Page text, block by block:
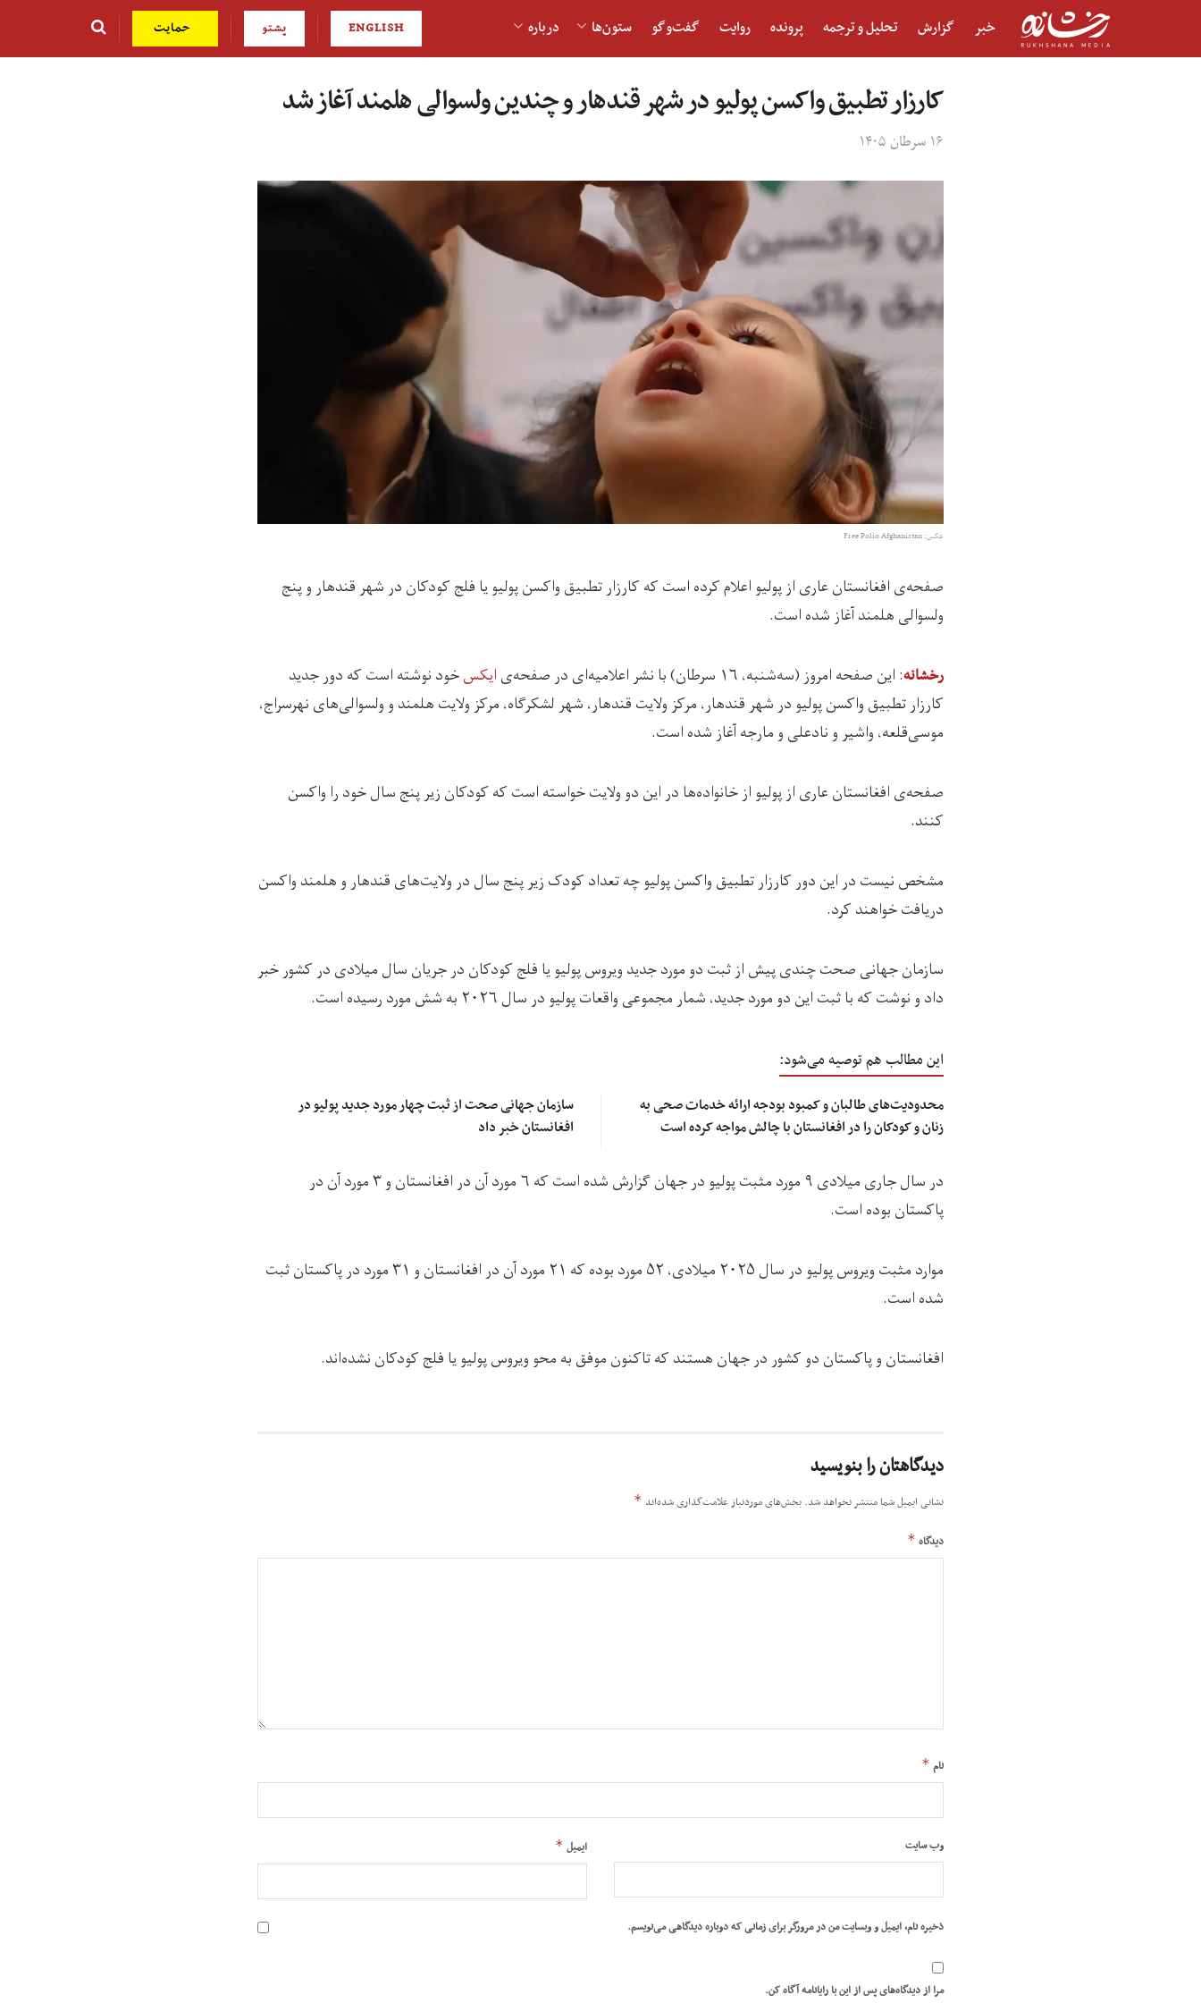
خبر گزارش تحلیل و ترجمه پرونده روایت گفت‌و‎گو ستون‌ها درباره ENGLISH پشتو حمایت
کارزار تطبیق واکسن پولیو در شهر قندهار و چندین ولسوالی هلمند آغاز شد
۱۶ سرطان ۱۴۰۵
عکس: Free Polio Afghanistan
صفحه‌ی افغانستان عاری از پولیو اعلام کرده است که کارزار تطبیق واکسن پولیو یا فلج کودکان در شهر قندهار و پنج
ولسوالی هلمند آغاز شده است.
رخشانه: اين صفحه امروز (سه‌شنبه، ۱۶ سرطان) با نشر اعلامیه‌ای در صفحه‌ی ایکسخود نوشته است که دور جدید
کارزار تطبیق واکسن پولیو در شهر قندهار، مرکز ولایت قندهار، شهر لشکرگاه، مرکز ولایت هلمند و ولسوالی‌های نهرسراج،
موسی‌قلعه، واشیر و نادعلی و مارجه آغاز شده است.
صفحه‌ی افغانستان عاری از پولیو از خانواده‌ها در این دو ولایت خواسته است که کودکان زیر پنج سال خود را واکسن
کنند.
مشخص نیست در این دور کارزار تطبیق واکسن پولیو چه تعداد کودک زیر پنج سال در ولایت‌های قندهار و هلمند واکسن
دریافت خواهند کرد.
سازمان جهانی صحت چندی پیش از ثبت دو مورد جدید ویروس پولیو یا فلج کودکان در جریان سال میلادی در کشور خبر
داد و نوشت که با ثبت این دو مورد جدید، شمار مجموعی واقعات پولیو در سال ۲۰۲۶ به شش مورد رسیده است.
این مطالب هم توصیه می‌شود:
محدودیت‌های طالبان و کمبود بودجه ارائه خدمات صحی به
زنان و کودکان را در افغانستان با چالش‌ مواجه کرده است
سازمان جهانی صحت از ثبت چهار مورد جدید پولیو در
افغانستان خبر داد
در سال جاری میلادی ۹ مورد مثبت پولیو در جهان گزارش شده است که ۶ مورد آن در افغانستان و ۳ مورد آن در
پاکستان بوده است.
موارد مثبت ویروس پولیو در سال ۲۰۲۵ میلادی، ۵۲ مورد بوده که ۲۱ مورد آن در افغانستان و ۳۱ مورد در پاکستان ثبت
شده است.
افغانستان و پاکستان دو کشور در جهان هستند که تاکنون موفق به محو ویروس پولیو یا فلج کودکان نشده‌اند.
دیدگاهتان را بنویسید
نشانی ایمیل شما منتشر نخواهد شد. بخش‌های موردنیاز علامت‌گذاری شده‌اند *
دیدگاه *
نام *
ایمیل * وب‌ سایت
ذخیره نام، ایمیل و وبسایت من در مرورگر برای زمانی که دوباره دیدگاهی می‌نویسم.
مرا از دیدگاه‌های پس از این با رایانامه آگاه کن.